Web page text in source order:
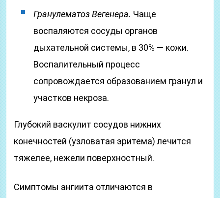
Гранулематоз Вегенера. Чаще
воспаляются сосуды органов
дыхательной системы, в 30% — кожи.
Воспалительный процесс
сопровождается образованием гранул и
участков некроза.
Глубокий васкулит сосудов нижних
конечностей (узловатая эритема) лечится
тяжелее, нежели поверхностный.
Симптомы ангиита отличаются в